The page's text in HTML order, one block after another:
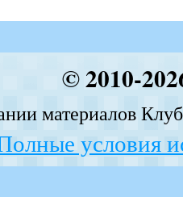
© 2010-
материалов
условия